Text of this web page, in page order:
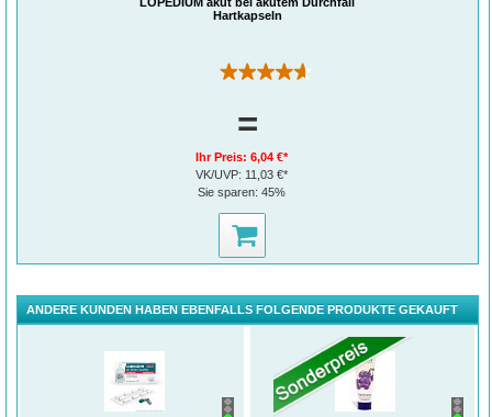
Hartkapseln
(9)
=
Ihr Preis:6,04 €*
VK/UVP: 11,03 €*
Sie sparen:45%
ANDERE KUNDEN HABEN EBENFALLS FOLGENDE PRODUKTE GEKAUFT